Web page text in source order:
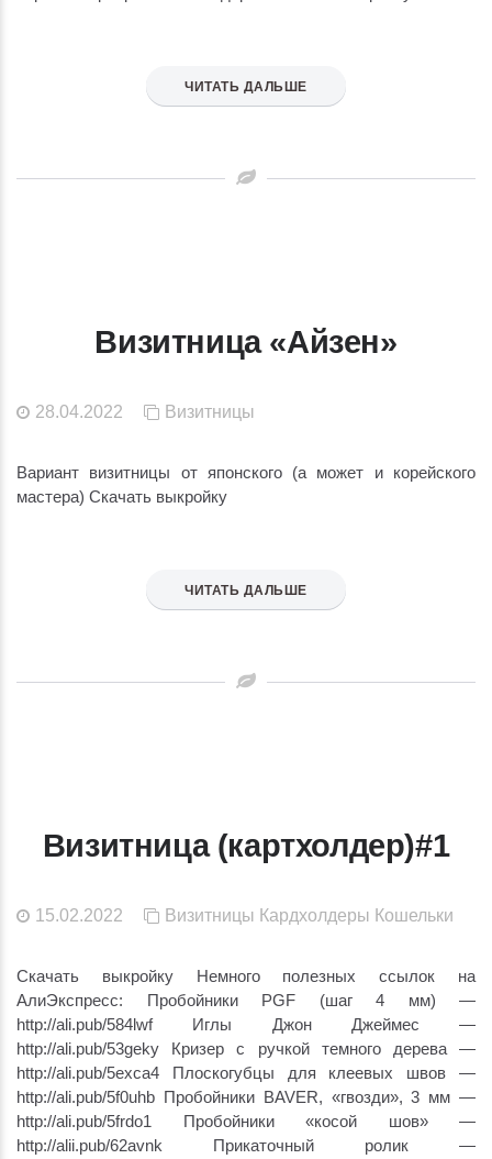
ЧИТАТЬ ДАЛЬШЕ
Визитница «Айзен»
28.04.2022 Визитницы
Вариант визитницы от японского (а может и корейского
мастера) Скачать выкройку
ЧИТАТЬ ДАЛЬШЕ
Визитница (картхолдер)#1
15.02.2022 Визитницы Кардхолдеры Кошельки
Скачать выкройку Немного полезных ссылок на
АлиЭкспресс: Пробойники PGF (шаг 4 мм) —
http://ali.pub/584lwf Иглы Джон Джеймес —
http://ali.pub/53geky Кризер с ручкой темного дерева —
http://ali.pub/5exca4 Плоскогубцы для клеевых швов —
http://ali.pub/5f0uhb Пробойники BAVER, «гвозди», 3 мм —
http://ali.pub/5frdo1 Пробойники «косой шов» —
http://alii.pub/62avnk Прикаточный ролик —